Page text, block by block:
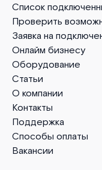
Список
Проверить
Заявка на
Онлайм бизнесу
Оборудование
Статьи
О компании
Контакты
Поддержка
Способы оплаты
Вакансии